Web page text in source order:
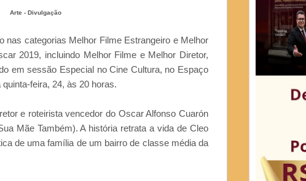
Arte - Divulgação
nas categorias Melhor Filme Estrangeiro e Melhor
2019, incluindo Melhor Filme e Melhor Diretor,
em sessão Especial no Cine Cultura, no Espaço
feira, 24, às 20 horas.
e roteirista vencedor do Oscar Alfonso Cuarón
Mãe Também). A história retrata a vida de Cleo
de uma família de um bairro de classe média da